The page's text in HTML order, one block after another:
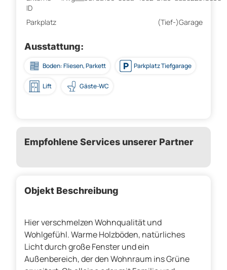
ID
Parkplatz (Tief-)Garage
Ausstattung:
Boden: Fliesen, Parkett Parkplatz Tiefgarage
Lift Gäste-WC
Empfohlene Services unserer Partner
Objekt Beschreibung
Hier verschmelzen Wohnqualität und
Wohlgefühl. Warme Holzböden, natürliches
Licht durch große Fenster und ein
Außenbereich, der den Wohnraum ins Grüne